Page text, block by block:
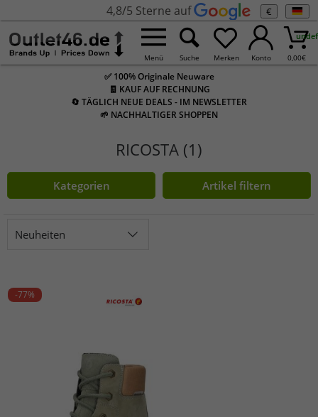
4,8/5 Sterne auf €
Menü Suche Merken Konto 0,00€
✅ 100% Originale Neuware
🧾 KAUF AUF RECHNUNG
🔄 TÄGLICH NEUE DEALS - IM NEWSLETTER
🌱 NACHHALTIGER SHOPPEN
RICOSTA (1)
Kategorien Artikel filtern
Neuheiten
-77%